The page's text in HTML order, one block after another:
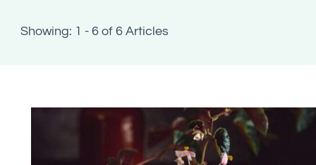
Showing: 1 - 6 of 6 Articles